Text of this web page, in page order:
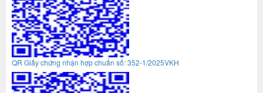
QR Giấy chứng nhận hợp chuẩn số: 352-1/2025VKH